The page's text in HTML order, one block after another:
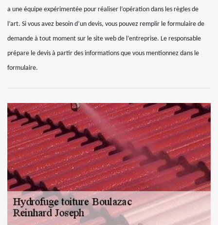
a une équipe expérimentée pour réaliser l’opération dans les règles de
l’art. Si vous avez besoin d’un devis, vous pouvez remplir le formulaire de
demande à tout moment sur le site web de l’entreprise. Le responsable
prépare le devis à partir des informations que vous mentionnez dans le
formulaire.